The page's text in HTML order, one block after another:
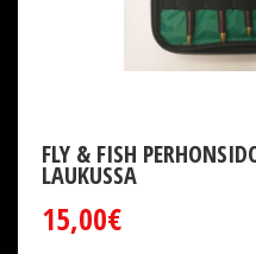
FLY & FISH
LAUKUSSA
15,00€